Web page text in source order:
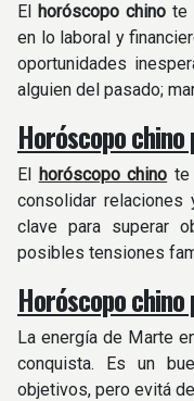
El horóscopo chino te
en lo laboral y
oportunidades
alguien del pasado;
Horóscopo
El horóscopo chino te
consolidar relaciones
clave para superar
posibles tensiones
Horóscopo
La energía de Marte
conquista. Es un
objetivos, pero evitá